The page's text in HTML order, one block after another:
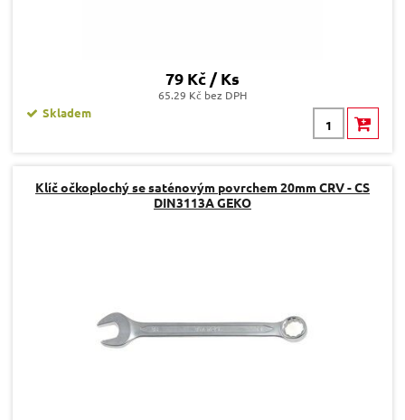
79 Kč / Ks
65.29 Kč bez DPH
Skladem
Klíč očkoplochý se saténovým povrchem 20mm CRV - CS
DIN3113A GEKO